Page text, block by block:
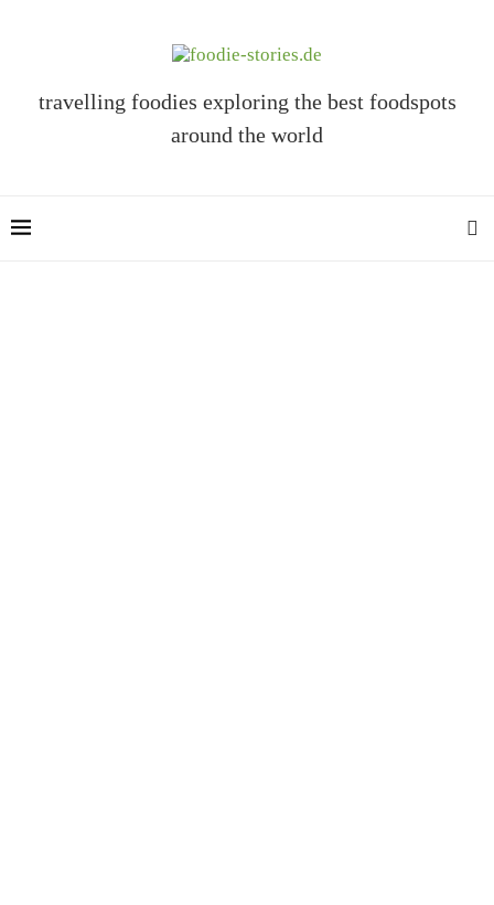
travelling foodies exploring the best foodspots
around the world